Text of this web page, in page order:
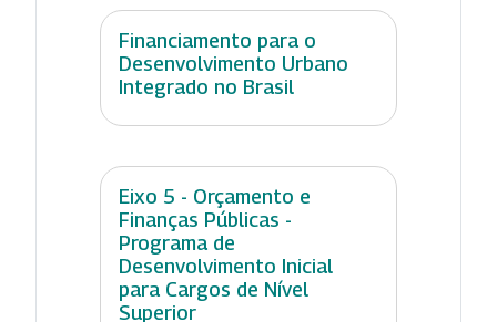
Financiamento para o
Desenvolvimento Urbano
Integrado no Brasil
Eixo 5 - Orçamento e
Finanças Públicas -
Programa de
Desenvolvimento Inicial
para Cargos de Nível
Superior